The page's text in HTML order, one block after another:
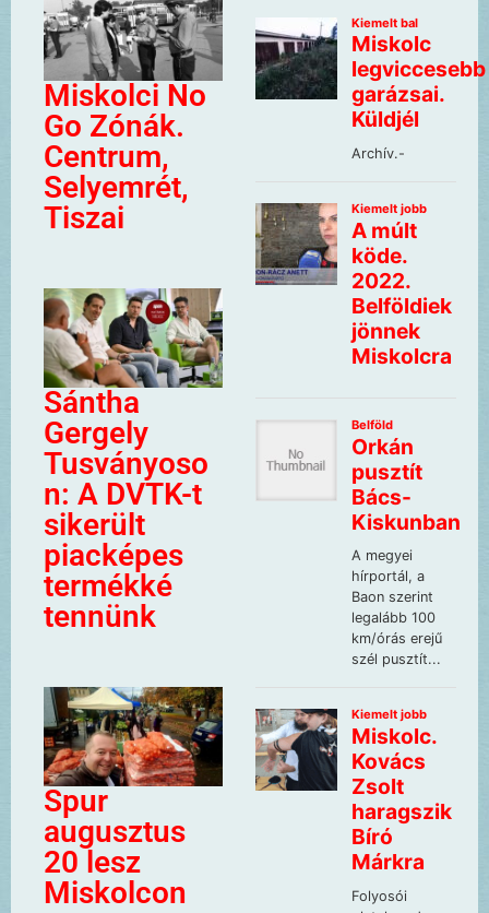
Miskolci No
Go Zónák.
Centrum,
Selyemrét,
Tiszai
Sántha
Gergely
Tusványoso
n: A DVTK-t
sikerült
piacképes
termékké
tennünk
Spur
augusztus
20 lesz
Miskolcon